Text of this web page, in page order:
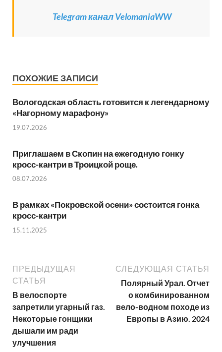
Telegram канал VelomaniaWW
ПОХОЖИЕ ЗАПИСИ
Вологодская область готовится к легендарному
«Нагорному марафону»
19.07.2026
Приглашаем в Скопин на ежегодную гонку
кросс-кантри в Троицкой роще.
08.07.2026
В рамках «Покровской осени» состоится гонка
кросс-кантри
15.11.2025
ПРЕДЫДУЩАЯ
СТАТЬЯ
В велоспорте
запретили угарный газ.
Некоторые гонщики
дышали им ради
улучшения
СЛЕДУЮЩАЯ СТАТЬЯ
Полярный Урал. Отчет
о комбинированном
вело-водном походе из
Европы в Азию. 2024